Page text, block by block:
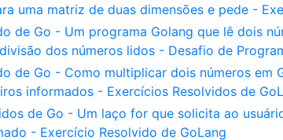
uma matriz de duas dimensões e pede -
de Go - Um programa Golang que lê dois
dos números lidos - Desafio de
de Go - Como multiplicar dois números em
informados - Exercícios Resolvidos de
de Go - Um laço for que solicita ao
- Exercício Resolvido de GoLang